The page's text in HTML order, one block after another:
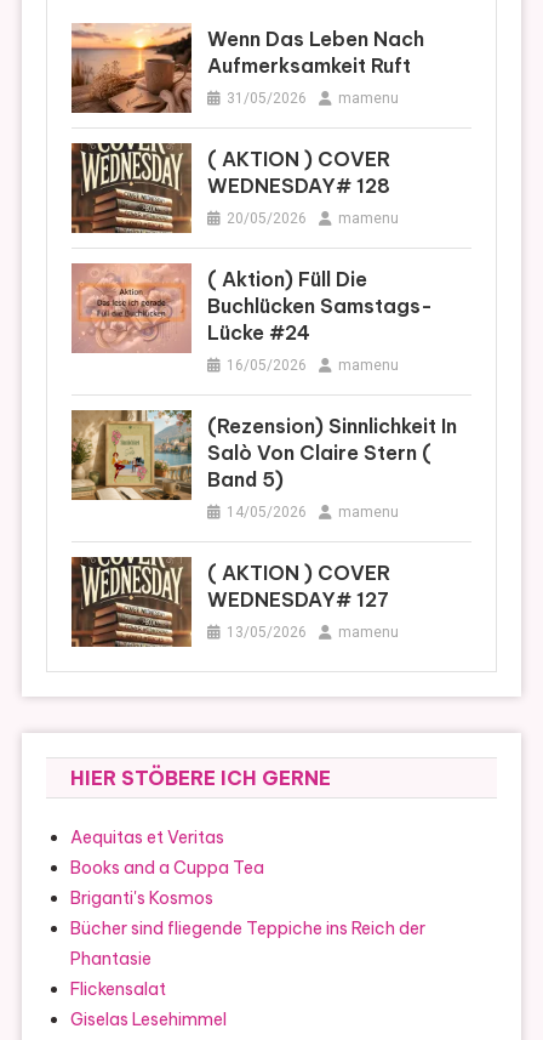
Wenn Das Leben Nach
Aufmerksamkeit Ruft
31/05/2026 mamenu
( AKTION ) COVER
WEDNESDAY# 128
20/05/2026 mamenu
( Aktion) Füll Die
Buchlücken Samstags-
Lücke #24
16/05/2026 mamenu
(Rezension) Sinnlichkeit In
Salò Von Claire Stern (
Band 5)
14/05/2026 mamenu
( AKTION ) COVER
WEDNESDAY# 127
13/05/2026 mamenu
HIER STÖBERE ICH GERNE
Aequitas et Veritas
Books and a Cuppa Tea
Briganti's Kosmos
Bücher sind fliegende Teppiche ins Reich der
Phantasie
Flickensalat
Giselas Lesehimmel